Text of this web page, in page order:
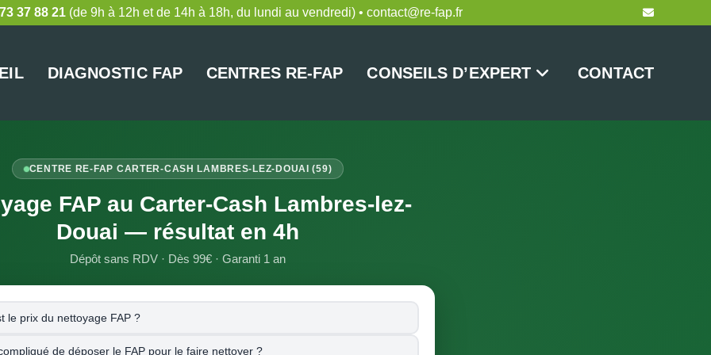
37 88 21 (de 9h à 12h et de 14h à 18h, du lundi au vendredi) • contact@re-fap.fr
DIAGNOSTIC FAP CENTRES RE-FAP CONSEILS D’EXPERT CONTACT
CENTRE RE-FAP CARTER-CASH LAMBRES-LEZ-DOUAI (59)
FAP au Carter-Cash Lambres-lez-
Douai — résultat en 4h
Dépôt sans RDV · Dès 99€ · Garanti 1 an
le prix du nettoyage FAP ?
de déposer le FAP pour le faire nettoyer ?